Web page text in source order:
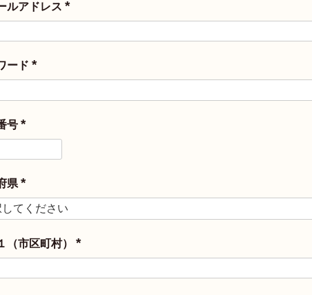
ルアドレス
須
ード
須
号
須
県
必
須
（市区町村）
須